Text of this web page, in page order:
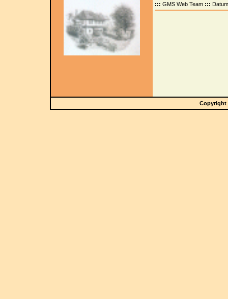
::: GMS Web Team :::
Copyright